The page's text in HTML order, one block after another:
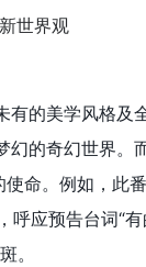
的美学风格及
的奇幻世界。
命。例如，此
应预告台词“
。